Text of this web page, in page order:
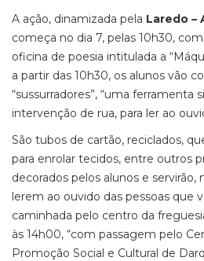
A ação, dinamizada pela Laredo –
começa no dia 7, pelas 10h30,
oficina de poesia intitulada a
a partir das 10h30, os alunos vão
“sussurradores”, “uma ferramenta
intervenção de rua, para ler ao
São tubos de cartão, reciclados,
para enrolar tecidos, entre outros
decorados pelos alunos e servirão,
lerem ao ouvido das pessoas que
caminhada pelo centro da
às 14h00, “com passagem pelo
Promoção Social e Cultural de